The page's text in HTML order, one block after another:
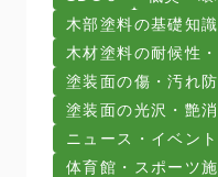
木部塗料の基礎知識
木材塗料の耐候性
塗装面の傷・汚れ
塗装面の光沢・艶
ニュース・イベン
体育館・スポーツ